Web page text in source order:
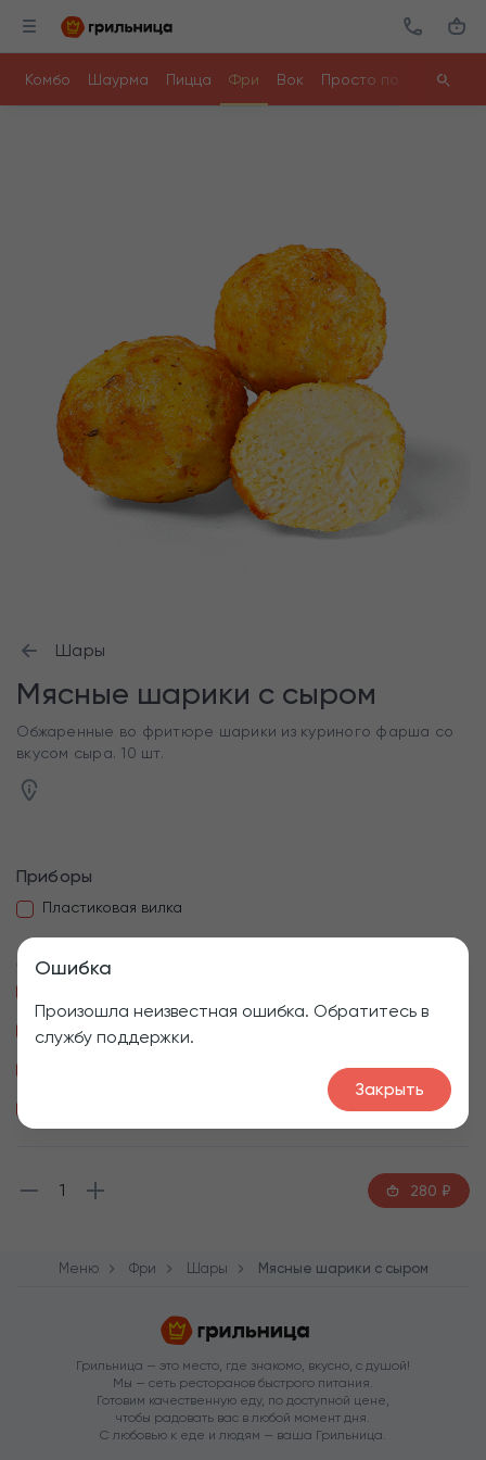
Комбо Шаурма Пицца Фри Вок Просто поесть
Ошибка
Произошла неизвестная ошибка. Обратитесь в
службу поддержки.
Закрыть
Шары
Мясные шарики с сыром
Обжаренные во фритюре шарики из куриного фарша со
вкусом сыра. 10 шт.
Приборы
Пластиковая вилка
Добавить
Соус Песто по-русски, +50₽
Соус Цезарь, +50₽
1 280 ₽
Меню Фри Шары Мясные шарики с сыром
Грильница — это место, где знакомо, вкусно, с душой!
Мы — сеть ресторанов быстрого питания.
Готовим качественную еду, по доступной цене,
чтобы радовать вас в любой момент дня.
С любовью к еде и людям — ваша Грильница.